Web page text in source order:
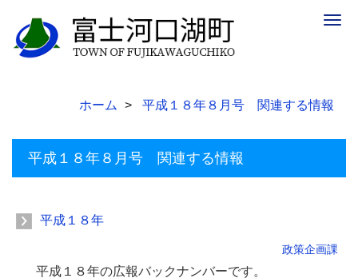
ホーム 平成１８年８月号 関連する情報
平成１８年８月号 関連する情報
平成１８年
政策企画課
平成１８年の広報バックナンバーです。